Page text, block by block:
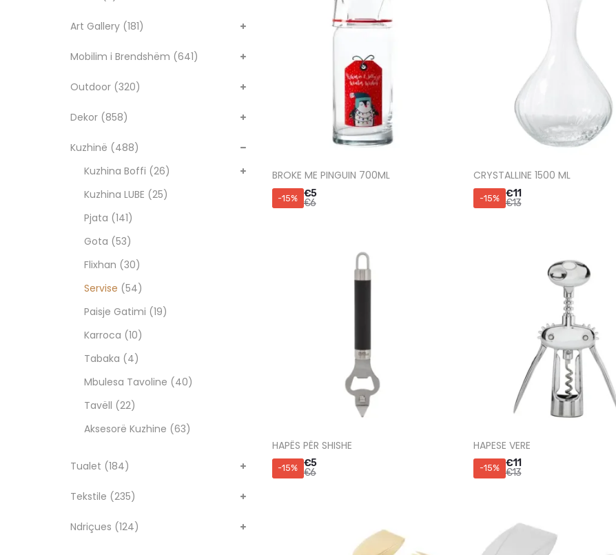
Art Gallery (181)
Mobilim i Brendshëm (641)
Outdoor (320)
Dekor (858)
Kuzhinë (488)
Kuzhina Boffi (26)
Kuzhina LUBE (25)
Pjata (141)
Gota (53)
Flixhan (30)
Servise (54)
Paisje Gatimi (19)
Karroca (10)
Tabaka (4)
Mbulesa Tavoline (40)
Tavëll (22)
Aksesorë Kuzhine (63)
Tualet (184)
Tekstile (235)
Ndriçues (124)
BROKE ME PINGUIN 700ML
-15% €5
€6
CRYSTALLINE 1500 ML
-15% €11
€13
HAPËS PËR SHISHE
-15% €5
€6
HAPESE VERE
-15% €11
€13